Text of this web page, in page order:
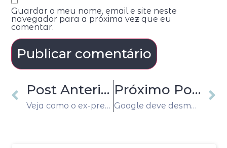
Guardar o meu nome, email e site neste
navegador para a próxima vez que eu
comentar.
Post Anterior
Veja como o ex-premiê italiano Silvio Berlusconi construiu sua fortuna bilionária
Próximo Post
Google deve desmembrar negócio de anúncios digitais, recomenda regulador europeu